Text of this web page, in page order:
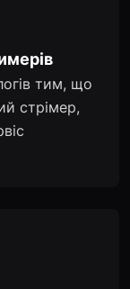
тим, що
стрімер,